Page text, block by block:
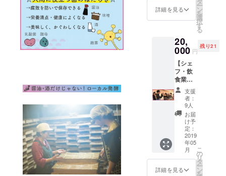
します
※本の出
間に合
わな
かった
ら後日
郵送し
ます
とん楽
ト！
トーク
イベン
トは展
覧会期
間中に5
回程開
催予定
です。
●お礼
メール
●47発酵
サポー
ター限
定チ
ケット
1枚 ●展
（ヒラ
ク作）
を入れ
けしま
す！ ●
お礼
メール
●47発酵
サポー
ター限
定チ
ケット
1枚 ●あ
なたの
似顔絵
●展覧会
公式書
籍 1冊 ※
事前に
顔写真
詳細を見る ー
ン
を
選
択
す
る
20,
000 円
残り21
【シェ
フ・飲
食業界
向け研
修開
催】 展
覧会期
間中に
会場
（イベ
ントス
ペース
or 食
堂）
支援
者：
9人
お届
け予
定：
2019
年05
月
詳細を見る
こ
の
リ
タ
ー
ン
を